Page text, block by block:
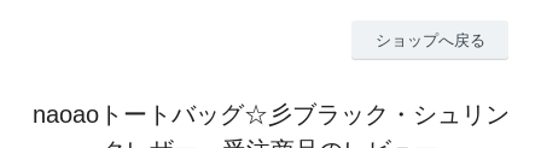
ショップへ戻る
naoaoトートバッグ☆彡ブラック・シュリン